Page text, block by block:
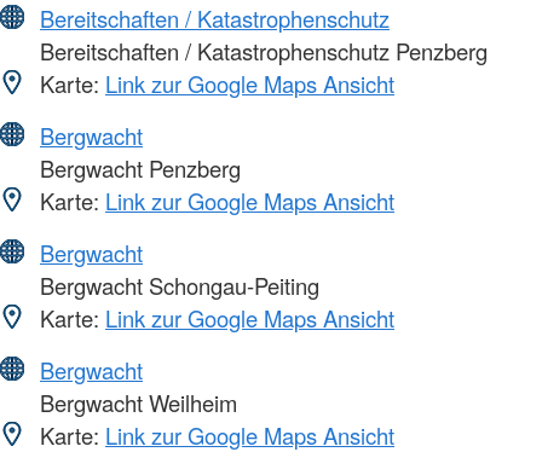
Bereitschaften / Katastrophenschutz
Bereitschaften / Katastrophenschutz Penzberg
Karte: Link zur Google Maps Ansicht
Bergwacht
Bergwacht Penzberg
Karte: Link zur Google Maps Ansicht
Bergwacht
Bergwacht Schongau-Peiting
Karte: Link zur Google Maps Ansicht
Bergwacht
Bergwacht Weilheim
Karte: Link zur Google Maps Ansicht